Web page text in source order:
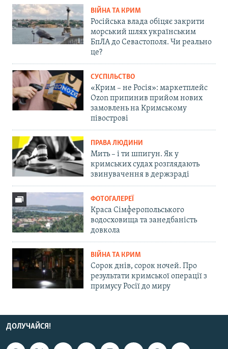
ВІЙНА ТА КРИМ
Російська влада обіцяє закрити
морський шлях українським
БпЛА до Севастополя. Чи реально
це?
СУСПІЛЬСТВО
«Крим – не Росія»: маркетплейс
Ozon припинив прийом нових
замовлень на Кримському
півострові
ПРАВА ЛЮДИНИ
Мить – і ти шпигун. Як у
кримських судах розглядають
звинувачення в держзраді
ФОТОГАЛЕРЕЇ
Краса Сімферопольського
водосховища та занедбаність
довкола
ВІЙНА ТА КРИМ
Сорок днів, сорок ночей. Про
результати кримської операції з
примусу Росії до миру
ДОЛУЧАЙСЯ!